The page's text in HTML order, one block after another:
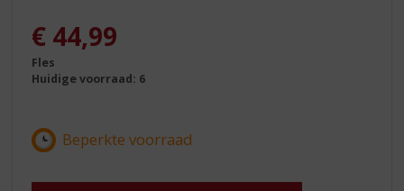
€ 44,99
Fles
Huidige voorraad: 6